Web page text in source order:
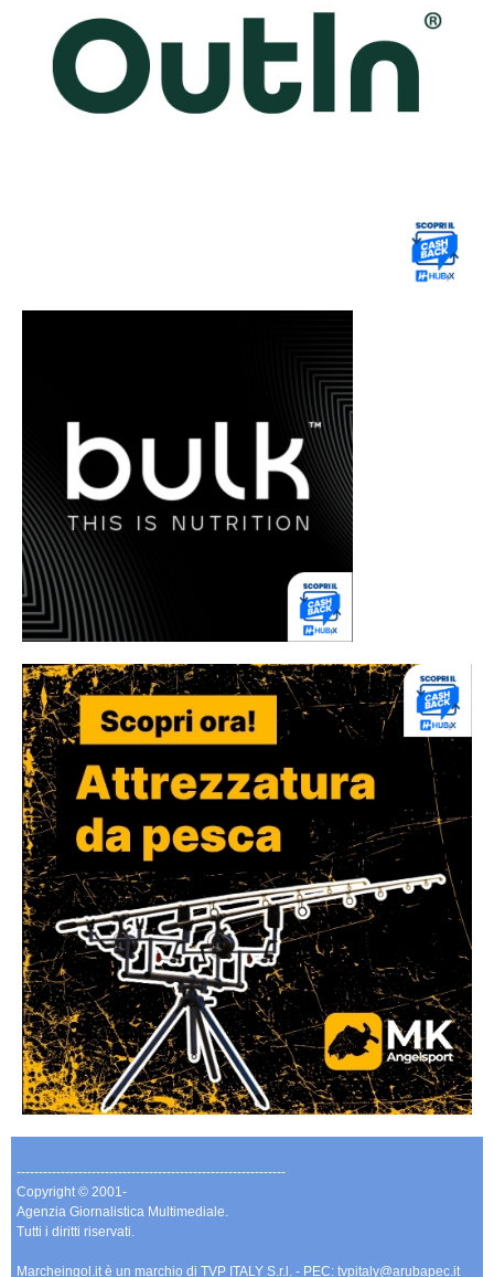
-------------------------------------------------------------
Copyright © 2001-
Agenzia Giornalistica Multimediale.
Tutti i diritti riservati.
Marcheingol.it è un marchio di TVP ITALY S.r.l. - PEC: tvpitaly@arubapec.it